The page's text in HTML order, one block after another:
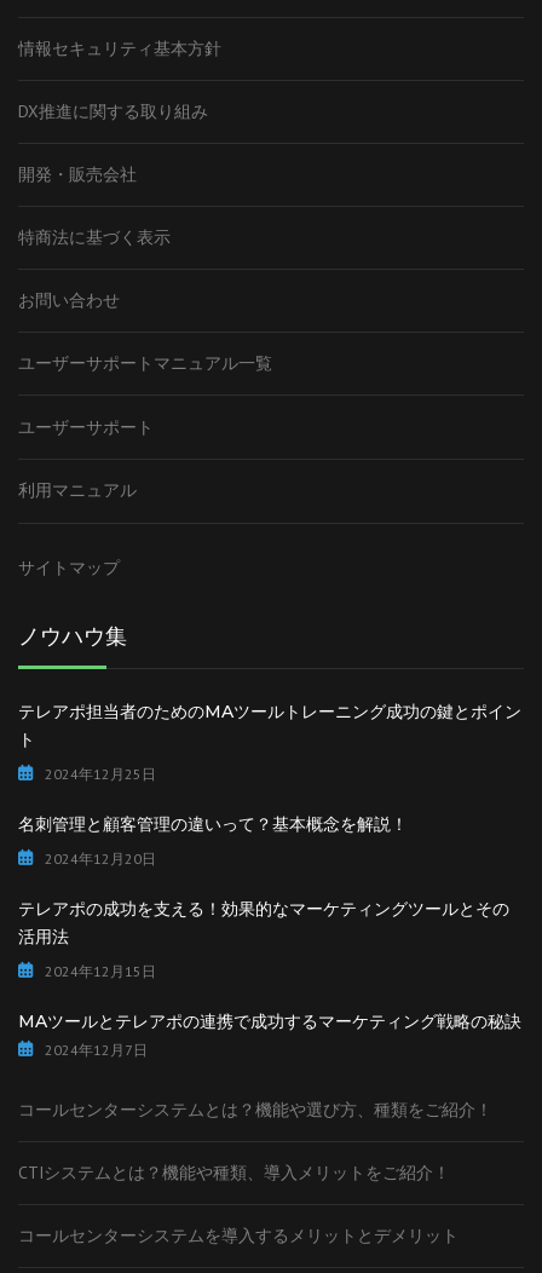
情報セキュリティ基本方針
DX推進に関する取り組み
開発・販売会社
特商法に基づく表示
お問い合わせ
ユーザーサポートマニュアル一覧
ユーザーサポート
利用マニュアル
サイトマップ
ノウハウ集
テレアポ担当者のためのMAツールトレーニング成功の鍵とポイン
ト
2024年12月25日
名刺管理と顧客管理の違いって？基本概念を解説！
2024年12月20日
テレアポの成功を支える！効果的なマーケティングツールとその
活用法
2024年12月15日
MAツールとテレアポの連携で成功するマーケティング戦略の秘訣
2024年12月7日
コールセンターシステムとは？機能や選び方、種類をご紹介！
CTIシステムとは？機能や種類、導入メリットをご紹介！
コールセンターシステムを導入するメリットとデメリット